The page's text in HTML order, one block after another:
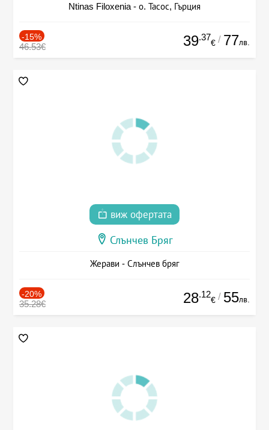
Ntinas Filoxenia - о. Тасос, Гърция
-15%
46.53€ 39.37
€ / 77лв.
виж офертата
Слънчев Бряг
Жерави - Слънчев бряг
-20%
35.28€ 28.12
€ / 55лв.